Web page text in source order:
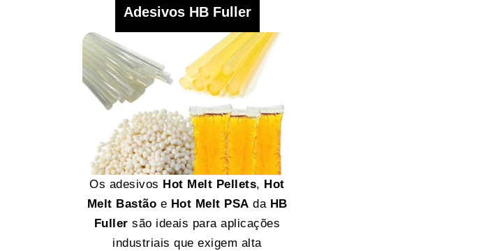
Adesivos HB Fuller
Os adesivos Hot Melt Pellets, Hot
Melt Bastão e Hot Melt PSA da HB
Fuller são ideais para aplicações
industriais que exigem alta